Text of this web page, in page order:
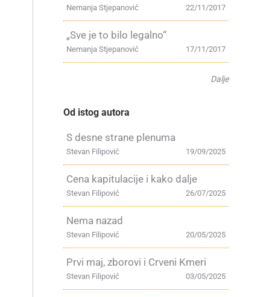
22/11/2017
Nemanja Stjepanović
„Sve je to bilo legalno“
17/11/2017
Nemanja Stjepanović
Dalje
Od istog autora
S desne strane plenuma
19/09/2025
Stevan Filipović
Cena kapitulacije i kako dalje
26/07/2025
Stevan Filipović
Nema nazad
20/05/2025
Stevan Filipović
Prvi maj, zborovi i Crveni Kmeri
03/05/2025
Stevan Filipović